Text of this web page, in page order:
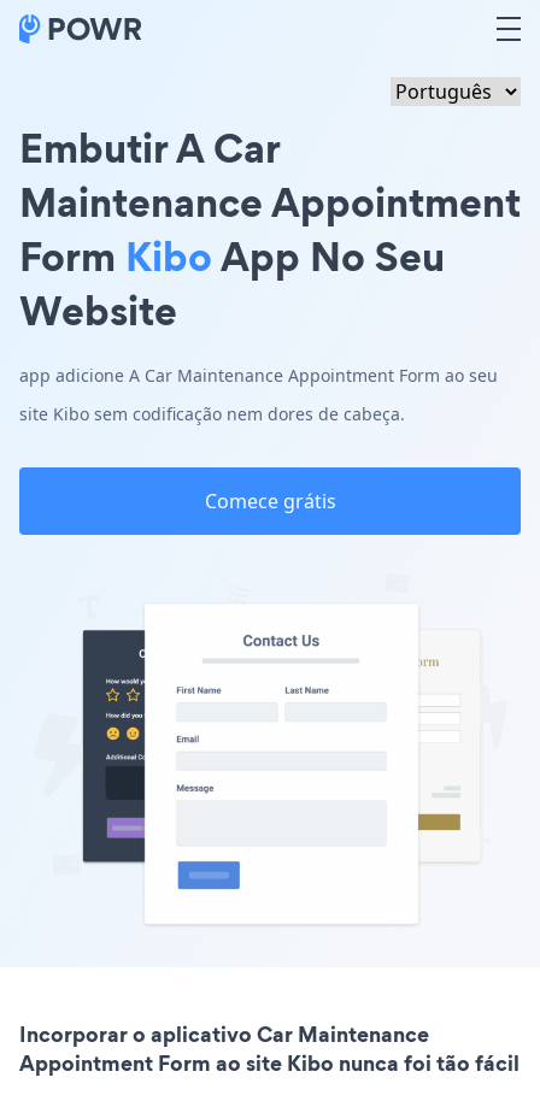
Embutir A Car
Maintenance Appointment
Form KiboApp No Seu
Website
app adicione A Car Maintenance Appointment Form ao seu
site Kibo sem codificação nem dores de cabeça.
Comece grátis
Incorporar o aplicativo Car Maintenance
Appointment Form ao site Kibo nunca foi tão fácil